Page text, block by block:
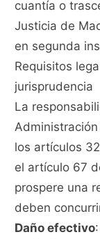
cuantía o
Justicia de
en segunda
Requisitos
jurisprudencia
La
los artículos
el artículo 67
prospere una
deben
Daño efectivo